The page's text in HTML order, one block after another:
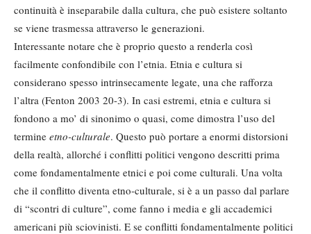
continuità è inseparabile dalla cultura, che può esistere soltanto
se viene trasmessa attraverso le generazioni.
Interessante notare che è proprio questo a renderla così
facilmente confondibile con l’etnia. Etnia e cultura si
considerano spesso intrinsecamente legate, una che rafforza
l’altra (Fenton 2003 20-3). In casi estremi, etnia e cultura si
fondono a mo’ di sinonimo o quasi, come dimostra l’uso del
termine etno-culturale. Questo può portare a enormi distorsioni
della realtà, allorché i conflitti politici vengono descritti prima
come fondamentalmente etnici e poi come culturali. Una volta
che il conflitto diventa etno-culturale, si è a un passo dal parlare
di “scontri di culture”, come fanno i media e gli accademici
americani più sciovinisti. E se conflitti fondamentalmente politici